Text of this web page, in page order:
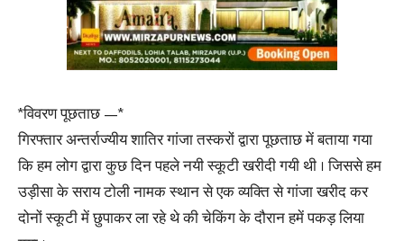
*विवरण पूछताछ —*
गिरफ्तार अन्तर्राज्यीय शातिर गांजा तस्करों द्वारा पूछताछ में बताया गया
कि हम लोग द्वारा कुछ दिन पहले नयी स्कूटी खरीदी गयी थी । जिससे हम
उड़ीसा के सराय टोली नामक स्थान से एक व्यक्ति से गांजा खरीद कर
दोनों स्कूटी में छुपाकर ला रहे थे की चेकिंग के दौरान हमें पकड़ लिया